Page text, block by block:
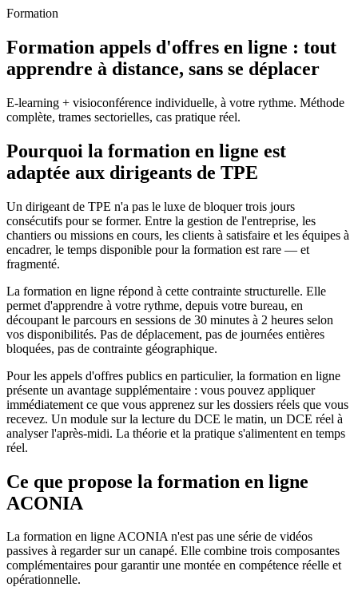
Formation
Formation appels d'offres en ligne : tout
apprendre à distance, sans se déplacer
E-learning + visioconférence individuelle, à votre rythme. Méthode
complète, trames sectorielles, cas pratique réel.
Pourquoi la formation en ligne est
adaptée aux dirigeants de TPE
Un dirigeant de TPE n'a pas le luxe de bloquer trois jours
consécutifs pour se former. Entre la gestion de l'entreprise, les
chantiers ou missions en cours, les clients à satisfaire et les équipes à
encadrer, le temps disponible pour la formation est rare — et
fragmenté.
La formation en ligne répond à cette contrainte structurelle. Elle
permet d'apprendre à votre rythme, depuis votre bureau, en
découpant le parcours en sessions de 30 minutes à 2 heures selon
vos disponibilités. Pas de déplacement, pas de journées entières
bloquées, pas de contrainte géographique.
Pour les appels d'offres publics en particulier, la formation en ligne
présente un avantage supplémentaire : vous pouvez appliquer
immédiatement ce que vous apprenez sur les dossiers réels que vous
recevez. Un module sur la lecture du DCE le matin, un DCE réel à
analyser l'après-midi. La théorie et la pratique s'alimentent en temps
réel.
Ce que propose la formation en ligne
ACONIA
La formation en ligne ACONIA n'est pas une série de vidéos
passives à regarder sur un canapé. Elle combine trois composantes
complémentaires pour garantir une montée en compétence réelle et
opérationnelle.